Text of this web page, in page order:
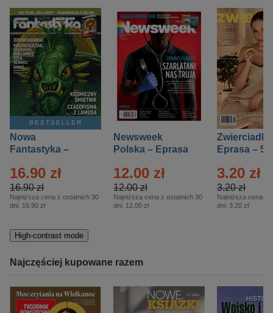
BESTSELLER
Nowa
Fantastyka –
16.90 zł
16.90 zł
Najniższa cena z ostatnich 30
dni: 16.90 zł
Newsweek
Polska – Eprasa
12.00 zł
12.00 zł
Najniższa cena z ostatnich 30
dni: 12.00 zł
Zwierciadło
Eprasa – 5/
3.20 zł
3.20 zł
Najniższa cena z
dni: 3.20 zł
High-contrast mode
Najczęściej kupowane razem